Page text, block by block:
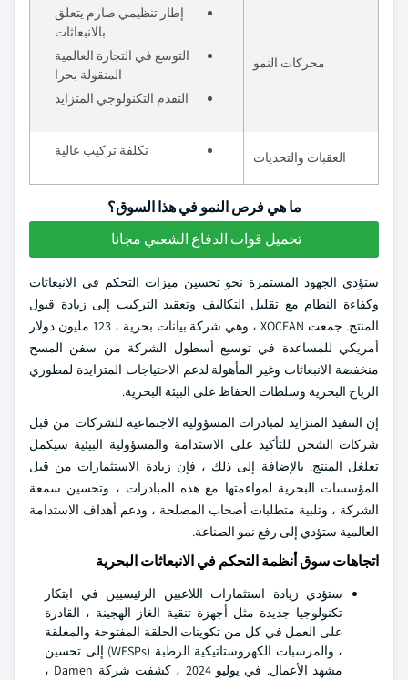
محركات النمو
إطار تنظيمي صارم يتعلق
بالانبعاثات
التوسع في التجارة العالمية
المنقولة بحرا
التقدم التكنولوجي المتزايد
العقبات والتحديات تكلفة تركيب عالية
ما هي فرص النمو في هذا السوق؟
تحميل قوات الدفاع الشعبي مجانا
ستؤدي الجهود المستمرة نحو تحسين ميزات التحكم في الانبعاثات
وكفاءة النظام مع تقليل التكاليف وتعقيد التركيب إلى زيادة قبول
المنتج. جمعت XOCEAN ، وهي شركة بيانات بحرية ، 123 مليون دولار
أمريكي للمساعدة في توسيع أسطول الشركة من سفن المسح
منخفضة الانبعاثات وغير المأهولة لدعم الاحتياجات المتزايدة لمطوري
الرياح البحرية وسلطات الحفاظ على البيئة البحرية.
إن التنفيذ المتزايد لمبادرات المسؤولية الاجتماعية للشركات من قبل
شركات الشحن للتأكيد على الاستدامة والمسؤولية البيئية سيكمل
تغلغل المنتج. بالإضافة إلى ذلك ، فإن زيادة الاستثمارات من قبل
المؤسسات البحرية لمواءمتها مع هذه المبادرات ، وتحسين سمعة
الشركة ، وتلبية متطلبات أصحاب المصلحة ، ودعم أهداف الاستدامة
العالمية ستؤدي إلى رفع نمو الصناعة.
اتجاهات سوق أنظمة التحكم في الانبعاثات البحرية
ستؤدي زيادة استثمارات اللاعبين الرئيسيين في ابتكار
تكنولوجيا جديدة مثل أجهزة تنقية الغاز الهجينة ، القادرة
على العمل في كل من تكوينات الحلقة المفتوحة والمغلقة
، والمرسبات الكهروستاتيكية الرطبة (WESPs) إلى تحسين
مشهد الأعمال. في يوليو 2024 ، كشفت شركة Damen ،